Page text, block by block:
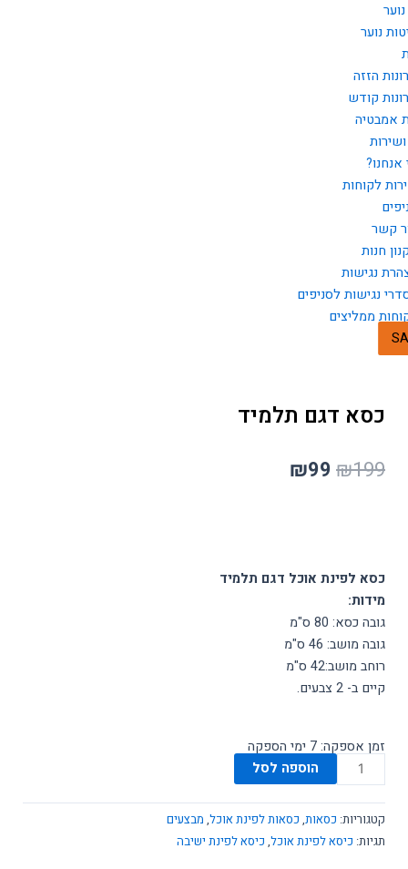
נוער
הזזה
קודש
אמבטיה
אנחנו?
לקוחות
קשר
חנות
נגישות
נגישות לסניפים
ממליצים
כסא לפינת אוכל דגם תלמיד
מידות:
גובה כסא: 80 ס"מ
גובה מושב: 46 ס"מ
רוחב מושב:42 ס"מ
קיים ב- 2 צבעים.
זמן אספקה: 7 ימי הספקה
כמות
של
כסא
דגם
תלמיד
הוספה לסל
קטגוריות: כסאות, כסאות לפינת אוכל, מבצעים
תגיות: כיסא לפינת אוכל, כיסא לפינת ישיבה
כסא דגם תלמיד
₪199 המחיר
₪99